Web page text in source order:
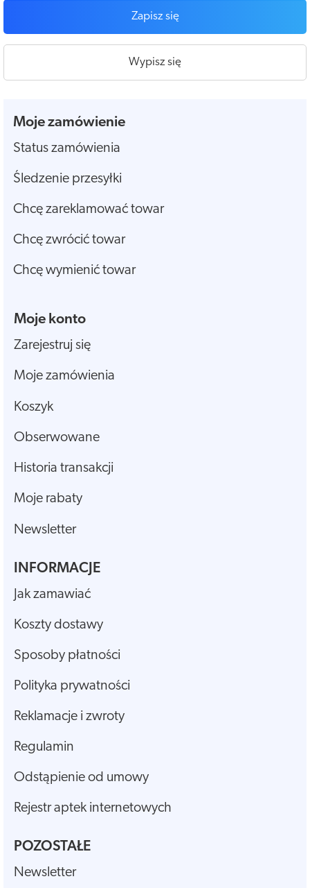
Zapisz się
Wypisz się
Moje zamówienie
Status zamówienia
Śledzenie przesyłki
Chcę zareklamować towar
Chcę zwrócić towar
Chcę wymienić towar
Moje konto
Zarejestruj się
Moje zamówienia
Koszyk
Obserwowane
Historia transakcji
Moje rabaty
Newsletter
INFORMACJE
Jak zamawiać
Koszty dostawy
Sposoby płatności
Polityka prywatności
Reklamacje i zwroty
Regulamin
Odstąpienie od umowy
Rejestr aptek internetowych
POZOSTAŁE
Newsletter